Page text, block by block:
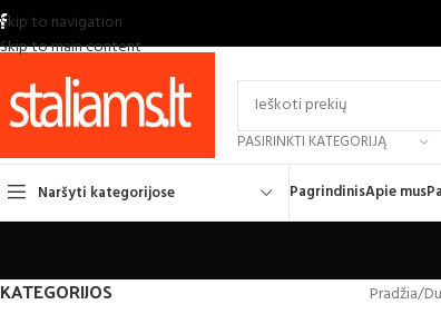
Skip to navigation
Skip to main content
PASIRINKTI KATEGORIJĄ
Naršyti kategorijose PagrindinisApie mus
KATEGORIJOS Pradžia/